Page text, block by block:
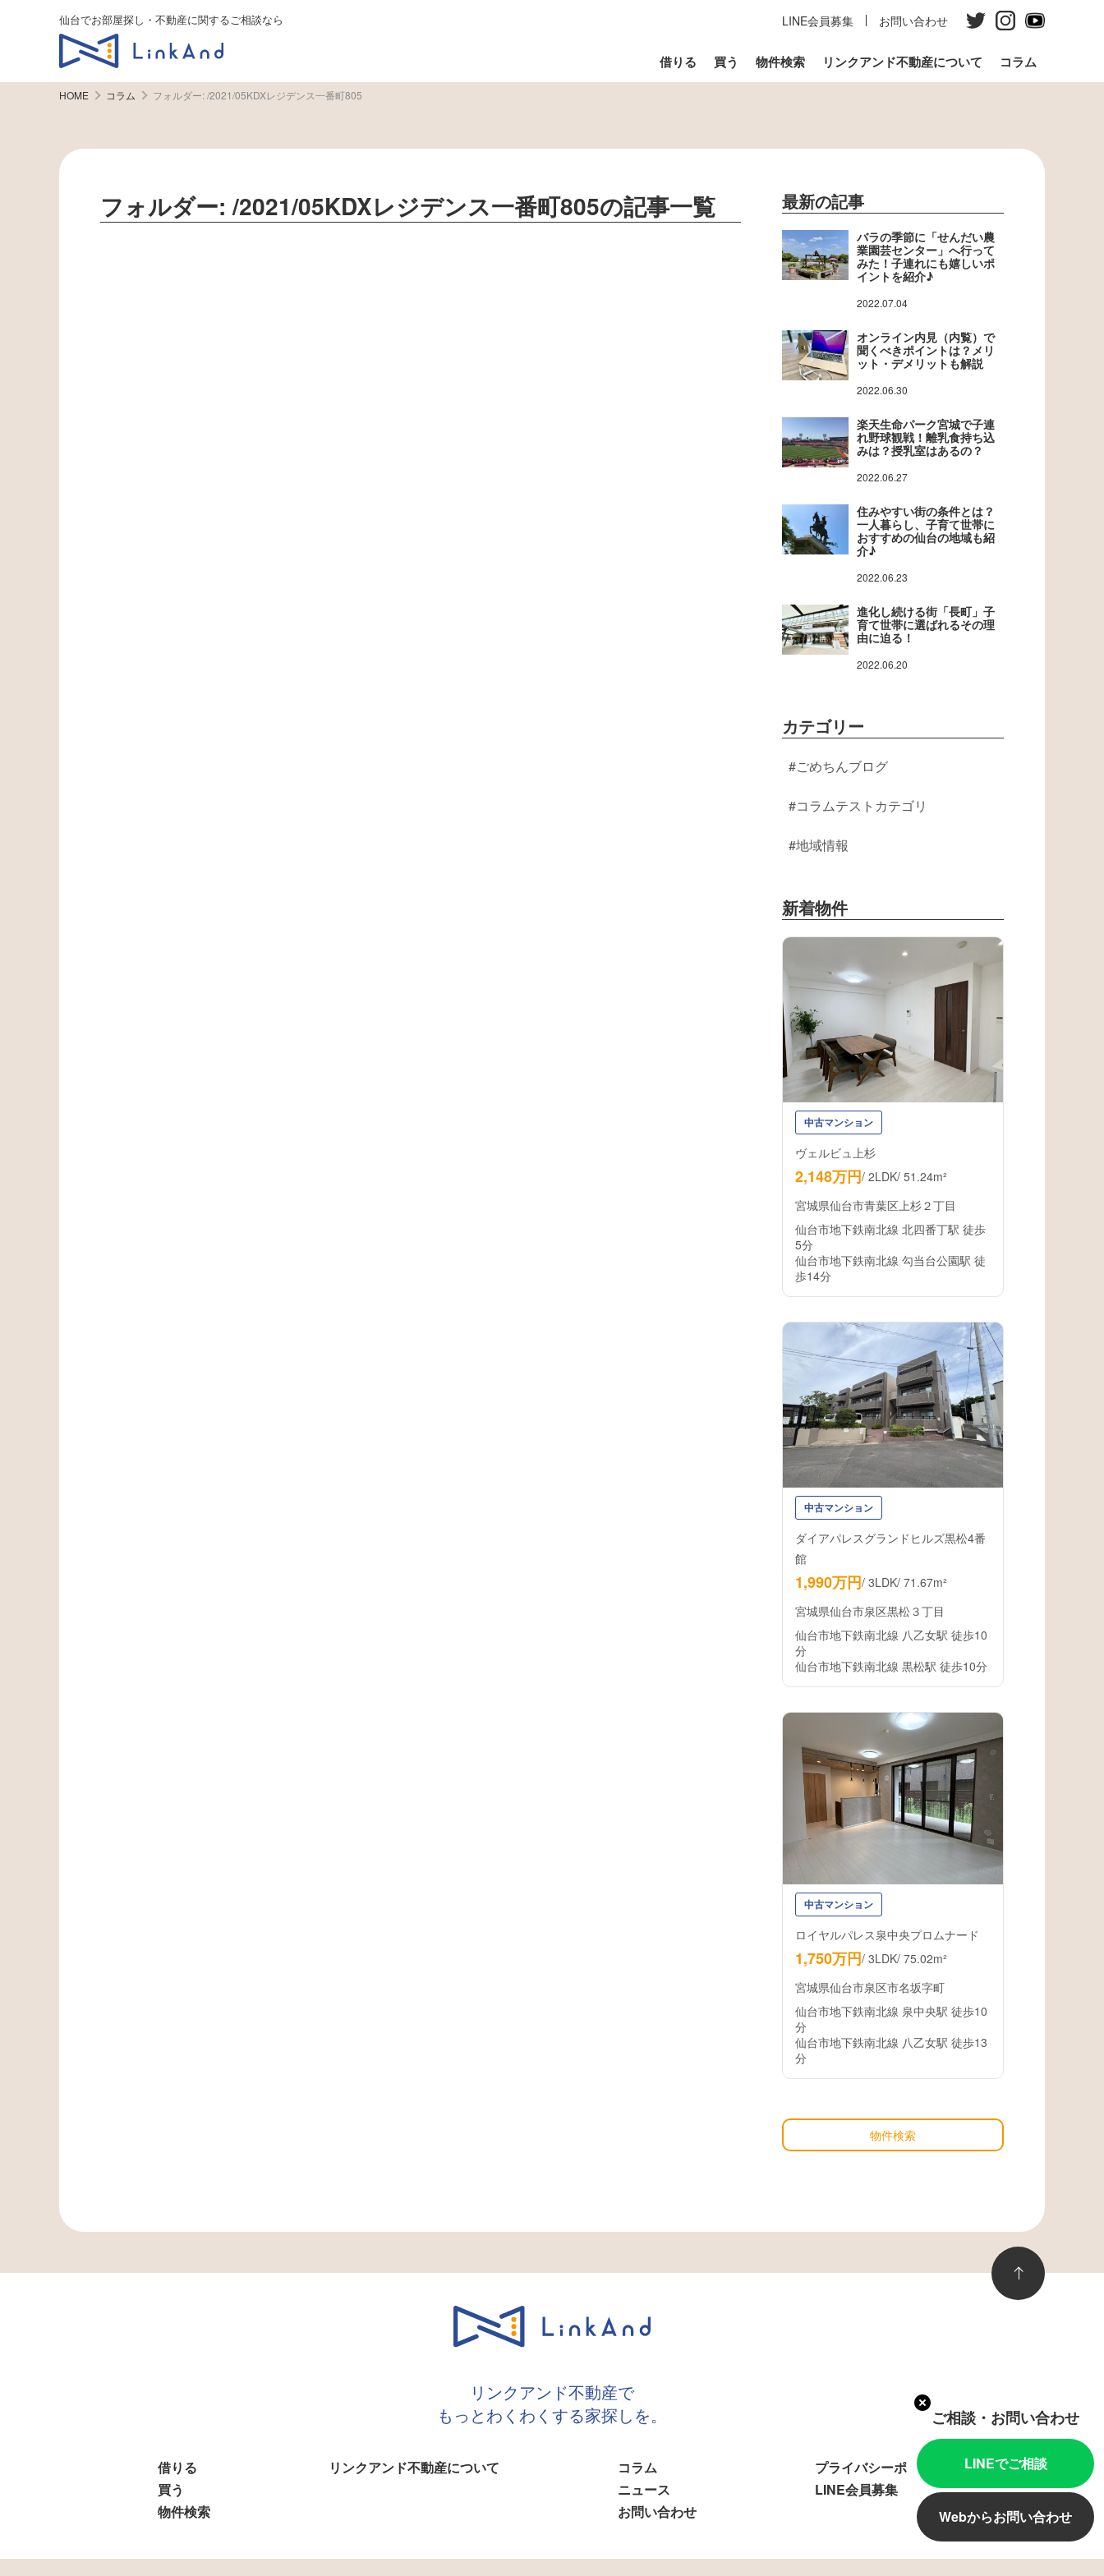
仙台でお部屋探し・不動産に関するご相談なら
借りる 買う 物件検索 リンクアンド不動産について コラム
LINE会員募集 お問い合わせ
HOME コラム フォルダー:/2021/05KDXレジデンス一番町805
フォルダー:/2021/05KDXレジデンス一番町805の記事一覧 最新の記事
バラの季節に「せんだい農
業園芸センター」へ行って
みた！子連れにも嬉しいポ
イントを紹介♪
2022.07.04
オンライン内見（内覧）で
聞くべきポイントは？メリ
ット・デメリットも解説
2022.06.30
楽天生命パーク宮城で子連
れ野球観戦！離乳食持ち込
みは？授乳室はあるの？
2022.06.27
住みやすい街の条件とは？
一人暮らし、子育て世帯に
おすすめの仙台の地域も紹
介♪
2022.06.23
進化し続ける街「長町」子
育て世帯に選ばれるその理
由に迫る！
2022.06.20
カテゴリー
ごめちんブログ
コラムテストカテゴリ
地域情報
新着物件
中古マンション
ヴェルビュ上杉
2,148万円/ 2LDK/ 51.24m²
宮城県仙台市青葉区上杉２丁目
仙台市地下鉄南北線 北四番丁駅 徒歩
5分
仙台市地下鉄南北線 勾当台公園駅 徒
歩14分
中古マンション
ダイアパレスグランドヒルズ黒松4番
館
1,990万円/ 3LDK/ 71.67m²
宮城県仙台市泉区黒松３丁目
仙台市地下鉄南北線 八乙女駅 徒歩10
分
仙台市地下鉄南北線 黒松駅 徒歩10分
中古マンション
ロイヤルパレス泉中央プロムナード
1,750万円/ 3LDK/ 75.02m²
宮城県仙台市泉区市名坂字町
仙台市地下鉄南北線 泉中央駅 徒歩10
分
仙台市地下鉄南北線 八乙女駅 徒歩13
分
物件検索
リンクアンド不動産で
もっとわくわくする家探しを。
借りる
買う
物件検索
リンクアンド不動産について
コラム
ニュース
お問い合わせ
プライバシーポリシー
LINE会員募集
ご相談・お問い合わせ
LINEでご相談
Webからお問い合わせ